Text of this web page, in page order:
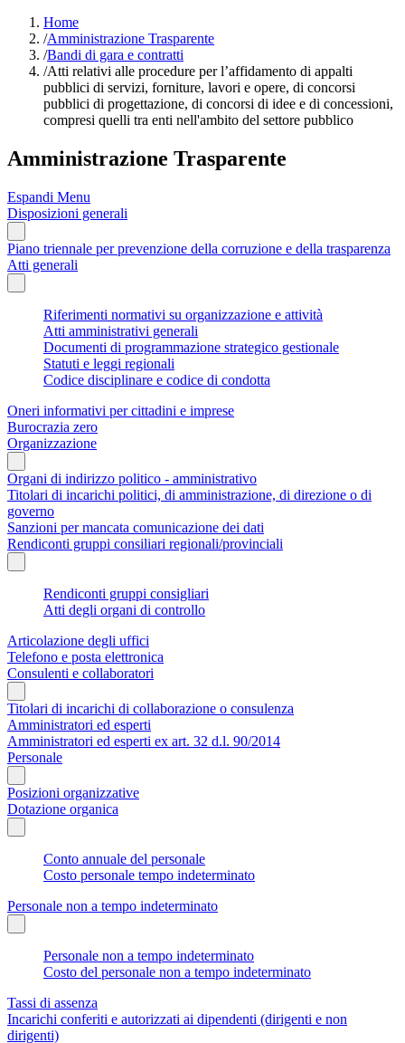
Home
/Amministrazione Trasparente
/Bandi di gara e contratti
/Atti relativi alle procedure per l’affidamento di appalti
pubblici di servizi, forniture, lavori e opere, di concorsi
pubblici di progettazione, di concorsi di idee e di concessioni,
compresi quelli tra enti nell'ambito del settore pubblico
Amministrazione Trasparente
Espandi Menu
Disposizioni generali
Piano triennale per prevenzione della corruzione e della trasparenza
Atti generali
Riferimenti normativi su organizzazione e attività
Atti amministrativi generali
Documenti di programmazione strategico gestionale
Statuti e leggi regionali
Codice disciplinare e codice di condotta
Oneri informativi per cittadini e imprese
Burocrazia zero
Organizzazione
Organi di indirizzo politico - amministrativo
Titolari di incarichi politici, di amministrazione, di direzione o di
governo
Sanzioni per mancata comunicazione dei dati
Rendiconti gruppi consiliari regionali/provinciali
Rendiconti gruppi consigliari
Atti degli organi di controllo
Articolazione degli uffici
Telefono e posta elettronica
Consulenti e collaboratori
Titolari di incarichi di collaborazione o consulenza
Amministratori ed esperti
Amministratori ed esperti ex art. 32 d.l. 90/2014
Personale
Posizioni organizzative
Dotazione organica
Conto annuale del personale
Costo personale tempo indeterminato
Personale non a tempo indeterminato
Personale non a tempo indeterminato
Costo del personale non a tempo indeterminato
Tassi di assenza
Incarichi conferiti e autorizzati ai dipendenti (dirigenti e non
dirigenti)